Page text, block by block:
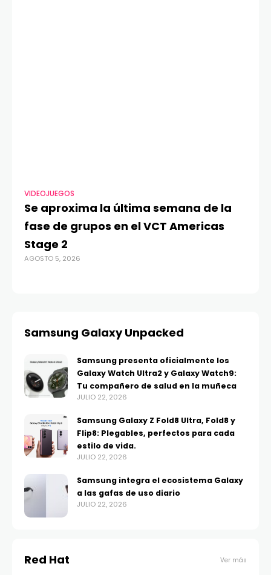
VIDEOJUEGOS
Se aproxima la última semana de la
fase de grupos en el VCT Americas
Stage 2
AGOSTO 5, 2026
Samsung Galaxy Unpacked
Samsung presenta oficialmente los
Galaxy Watch Ultra2 y Galaxy Watch9:
Tu compañero de salud en la muñeca
JULIO 22, 2026
Samsung Galaxy Z Fold8 Ultra, Fold8 y
Flip8: Plegables, perfectos para cada
estilo de vida.
JULIO 22, 2026
Samsung integra el ecosistema Galaxy
a las gafas de uso diario
JULIO 22, 2026
Red Hat Ver más